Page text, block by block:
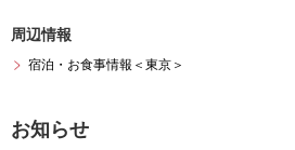
周辺情報
宿泊・お食事情報＜東京＞
お知らせ